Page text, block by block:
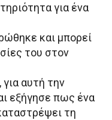
για ένα
και μπορεί
του στον
αυτή την
εξήγησε πως ένα
τη